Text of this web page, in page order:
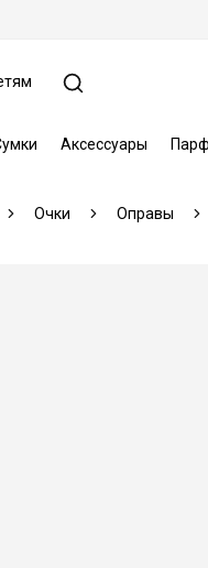
Аксессуары
Очки Оправы